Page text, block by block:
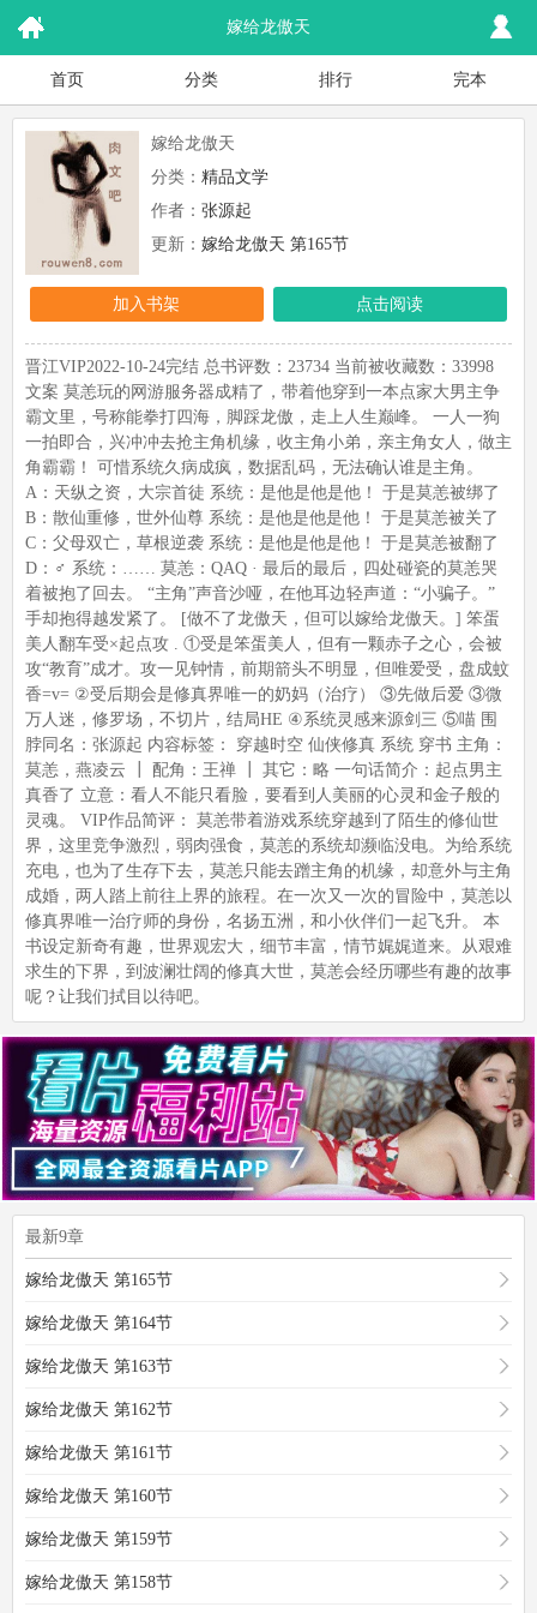
嫁给龙傲天
首页 分类 排行 完本
嫁给龙傲天
分类： 精品文学
作者： 张源起
更新： 嫁给龙傲天 第165节
加入书架 点击阅读
晋江VIP2022-10-24完结 总书评数：23734 当前被收藏数：33998
文案 莫恙玩的网游服务器成精了，带着他穿到一本点家大男主争
霸文里，号称能拳打四海，脚踩龙傲，走上人生巅峰。 一人一狗
一拍即合，兴冲冲去抢主角机缘，收主角小弟，亲主角女人，做主
角霸霸！ 可惜系统久病成疯，数据乱码，无法确认谁是主角。
A：天纵之资，大宗首徒 系统：是他是他是他！ 于是莫恙被绑了
B：散仙重修，世外仙尊 系统：是他是他是他！ 于是莫恙被关了
C：父母双亡，草根逆袭 系统：是他是他是他！ 于是莫恙被翻了
D：♂ 系统：…… 莫恙：QAQ · 最后的最后，四处碰瓷的莫恙哭
着被抱了回去。 “主角”声音沙哑，在他耳边轻声道：“小骗子。”
手却抱得越发紧了。 [做不了龙傲天，但可以嫁给龙傲天。] 笨蛋
美人翻车受×起点攻 . ①受是笨蛋美人，但有一颗赤子之心，会被
攻“教育”成才。攻一见钟情，前期箭头不明显，但唯爱受，盘成蚊
香=v= ②受后期会是修真界唯一的奶妈（治疗） ③先做后爱 ③微
万人迷，修罗场，不切片，结局HE ④系统灵感来源剑三 ⑤喵 围
脖同名：张源起 内容标签： 穿越时空 仙侠修真 系统 穿书 主角：
莫恙，燕凌云 ┃ 配角：王禅 ┃ 其它：略 一句话简介：起点男主
真香了 立意：看人不能只看脸，要看到人美丽的心灵和金子般的
灵魂。 VIP作品简评： 莫恙带着游戏系统穿越到了陌生的修仙世
界，这里竞争激烈，弱肉强食，莫恙的系统却濒临没电。为给系统
充电，也为了生存下去，莫恙只能去蹭主角的机缘，却意外与主角
成婚，两人踏上前往上界的旅程。在一次又一次的冒险中，莫恙以
修真界唯一治疗师的身份，名扬五洲，和小伙伴们一起飞升。 本
书设定新奇有趣，世界观宏大，细节丰富，情节娓娓道来。从艰难
求生的下界，到波澜壮阔的修真大世，莫恙会经历哪些有趣的故事
呢？让我们拭目以待吧。
最新9章
嫁给龙傲天 第165节
嫁给龙傲天 第164节
嫁给龙傲天 第163节
嫁给龙傲天 第162节
嫁给龙傲天 第161节
嫁给龙傲天 第160节
嫁给龙傲天 第159节
嫁给龙傲天 第158节